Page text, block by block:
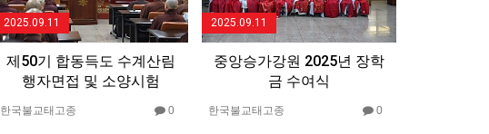
2025.09.11
제50기 합동득도 수계산림
행자면접 및 소양시험
한국불교태고종 0
2025.09.11
중앙승가강원 2025년 장학
금 수여식
한국불교태고종 0